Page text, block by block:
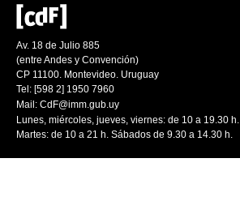
Av. 18 de Julio 885
(entre Andes y Convención)
CP 11100. Montevideo. Uruguay
Tel: [598 2] 1950 7960
Mail: CdF@imm.gub.uy
Lunes, miércoles, jueves, viernes: de 10 a 19.30 h.
Martes: de 10 a 21 h. Sábados de 9.30 a 14.30 h.